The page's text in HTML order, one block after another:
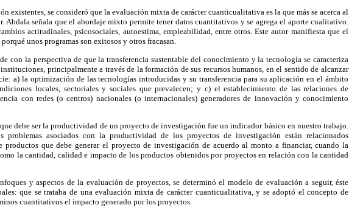
existentes, se consideró que la evaluación mixta de carácter cuanticualitativa es la que más se acerca al
Abdala señala que el abordaje mixto permite tener datos cuantitativos y se agrega el aporte cualitativo.
actitudinales, psicosociales, autoestima, empleabilidad, entre otros. Este autor manifiesta que el
unos programas son exitosos y otros fracasan.
con la perspectiva de que la transferencia sustentable del conocimiento y la tecnología se caracteriza
principalmente a través de la formación de sus recursos humanos, en el sentido de alcanzar
a) la optimización de las tecnologías introducidas y su transferencia para su aplicación en el ámbito
locales, sectoriales y sociales que prevalecen; y c) el establecimiento de las relaciones de
con redes (o centros) nacionales (o internacionales) generadores de innovación y conocimiento
debe ser la productividad de un proyecto de investigación fue un indicador básico en nuestro trabajo.
problemas asociados con la productividad de los proyectos de investigación están relacionados
productos que debe generar el proyecto de investigación de acuerdo al monto a financiar, cuando la
la cantidad, calidad e impacto de los productos obtenidos por proyectos en relación con la cantidad
y aspectos de la evaluación de proyectos, se determinó el modelo de evaluación a seguir, éste
que se trataba de una evaluación mixta de carácter cuanticualitativa, y se adoptó el concepto de
cuantitativos el impacto generado por los proyectos.